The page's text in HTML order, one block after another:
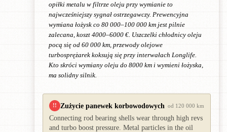
opiłki metalu w filtrze oleju przy wymianie to
najwcześniejszy sygnał ostrzegawczy. Prewencyjna
wymiana łożysk co 80 000–100 000 km jest pilnie
zalecana, koszt 4000–6000 €. Uszczelki chłodnicy oleju
pocą się od 60 000 km, przewody olejowe
turbosprężarek koksują się przy interwałach Longlife.
Kto skróci wymiany oleju do 8000 km i wymieni łożyska,
ma solidny silnik.
!! Zużycie panewek korbowodowych od 120 000 km
Connecting rod bearing shells wear through high revs
and turbo boost pressure. Metal particles in the oil